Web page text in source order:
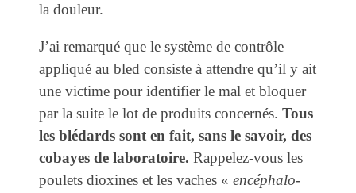
la douleur.
J’ai remarqué que le système de contrôle
appliqué au bled consiste à attendre qu’il y ait
une victime pour identifier le mal et bloquer
par la suite le lot de produits concernés. Tous
les blédards sont en fait, sans le savoir, des
cobayes de laboratoire. Rappelez-vous les
poulets dioxines et les vaches « encéphalo-